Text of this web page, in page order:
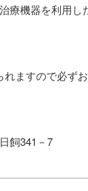
療機器を利用し
れますので必ず
飼341－7